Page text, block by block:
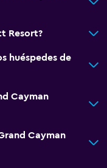
Resort?
huéspedes de
Cayman
Cayman